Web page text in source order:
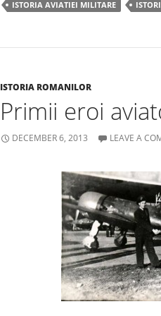
o
k
ISTORIA AVIATIEI MILITARE
ISTORIA ROMANILOR
Primii eroi
DECEMBER 6, 2013 LEAVE A